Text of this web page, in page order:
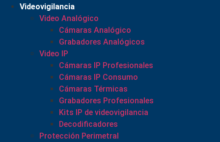
Videovigilancia
Video Analógico
Cámaras Analógico
Grabadores Analógicos
Video IP
Cámaras IP Profesionales
Cámaras IP Consumo
Cámaras Térmicas
Grabadores Profesionales
Kits IP de videovigilancia
Decodificadores
Protección Perimetral